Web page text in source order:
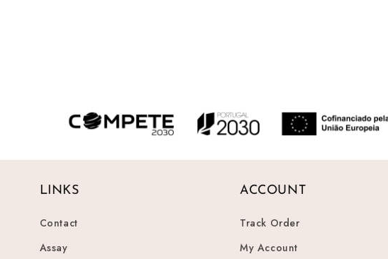
Devoluções até 30 dias
LINKS
Contact
Assay
ACCOUNT
Track Order
My Account